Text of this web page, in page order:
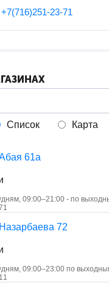
+7(716)251-23-71
Список Карта
61а
09:00–21:00 - по
72
09:00–23:00 по